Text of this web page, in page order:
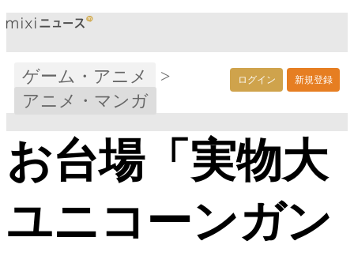
ログイン 新規登録
ゲーム・アニメ
>
アニメ・マンガ
お台場「実物大
ユニコーンガン